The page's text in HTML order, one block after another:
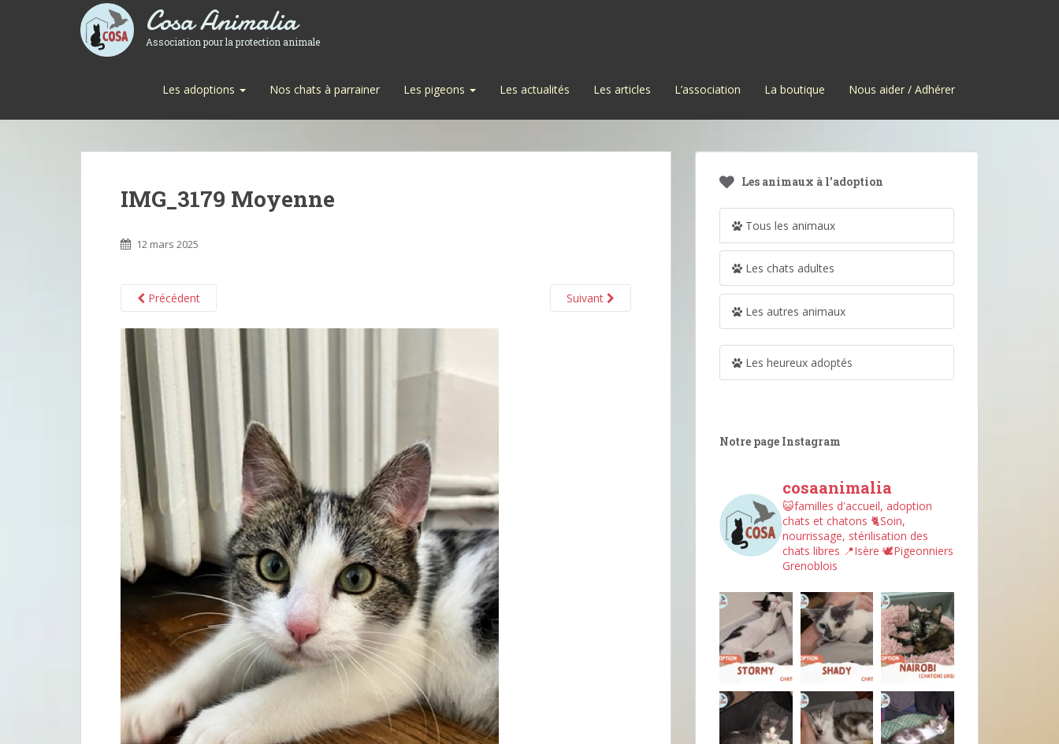
Cosa Animalia
Association pour la protection animale
Les adoptions Nos chats à parrainer Les pigeons Les actualités Les articles L’association La boutique Nous aider / Adhérer
IMG_3179 Moyenne
12 mars 2025
Précédent Suivant
Les animaux à l’adoption
Tous les animaux
Les chats adultes
Les autres animaux
Les heureux adoptés
Notre page Instagram
cosaanimalia
😺familles d'accueil, adoption
chats et chatons 🐈Soin,
nourrissage, stérilisation des
chats libres 📍Isère 🕊︎Pigeonniers
Grenoblois